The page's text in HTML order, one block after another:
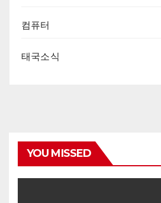
컴퓨터
태국소식
YOU MISSED